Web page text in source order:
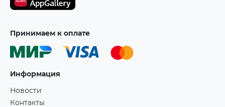
Принимаем к оплате
Информация
Новости
Контакты